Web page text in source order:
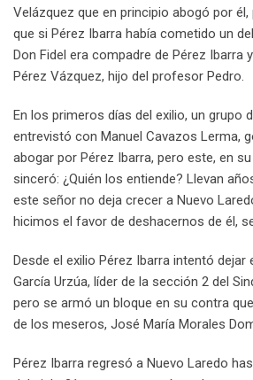
Velázquez que en principio abogó por
que si Pérez Ibarra había cometido un
Don Fidel era compadre de Pérez Ibarra
Pérez Vázquez, hijo del profesor Pedro.
En los primeros días del exilio, un grupo
entrevistó con Manuel Cavazos Lerma,
abogar por Pérez Ibarra, pero este, en
sinceró: ¿Quién los entiende? Llevan
este señor no deja crecer a Nuevo
hicimos el favor de deshacernos de él,
Desde el exilio Pérez Ibarra intentó dejar
García Urzúa, líder de la sección 2 del
pero se armó un bloque en su contra
de los meseros, José María Morales
Pérez Ibarra regresó a Nuevo Laredo